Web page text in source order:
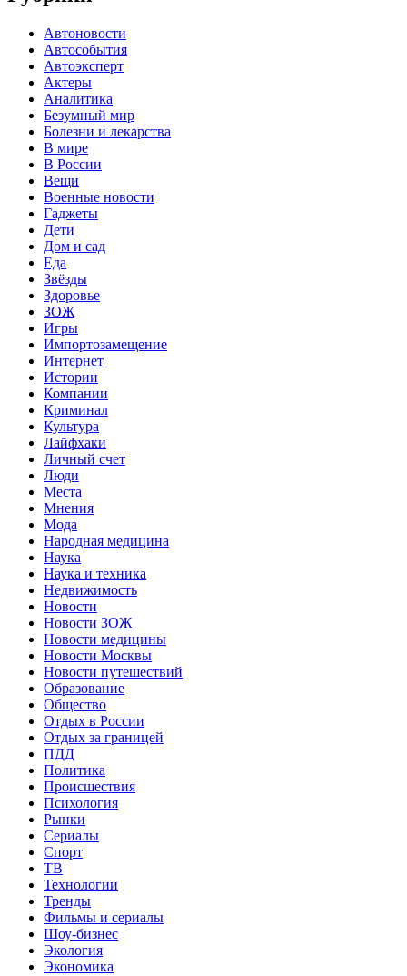
Автоновости
Автособытия
Автоэксперт
Актеры
Аналитика
Безумный мир
Болезни и лекарства
В мире
В России
Вещи
Военные новости
Гаджеты
Дети
Дом и сад
Еда
Звёзды
Здоровье
ЗОЖ
Игры
Импортозамещение
Интернет
Истории
Компании
Криминал
Культура
Лайфхаки
Личный счет
Люди
Места
Мнения
Мода
Народная медицина
Наука
Наука и техника
Недвижимость
Новости
Новости ЗОЖ
Новости медицины
Новости Москвы
Новости путешествий
Образование
Общество
Отдых в России
Отдых за границей
ПДД
Политика
Происшествия
Психология
Рынки
Сериалы
Спорт
ТВ
Технологии
Тренды
Фильмы и сериалы
Шоу-бизнес
Экология
Экономика